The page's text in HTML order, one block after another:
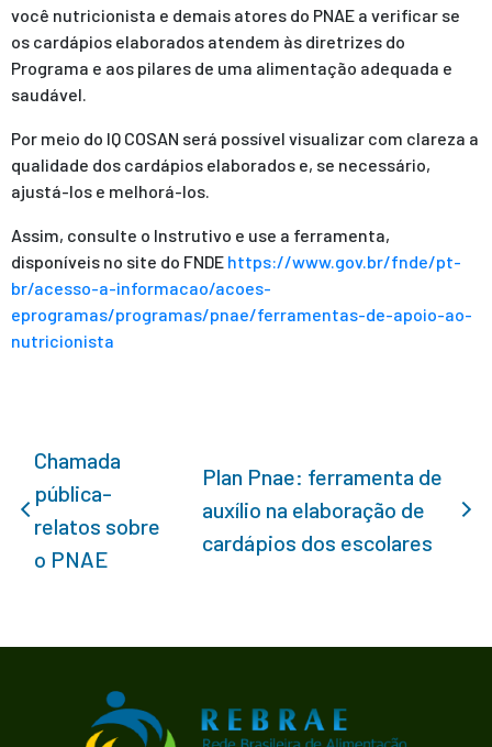
você nutricionista e demais atores do PNAE a verificar se
os cardápios elaborados atendem às diretrizes do
Programa e aos pilares de uma alimentação adequada e
saudável.
Por meio do IQ COSAN será possível visualizar com clareza a
qualidade dos cardápios elaborados e, se necessário,
ajustá-los e melhorá-los.
Assim, consulte o Instrutivo e use a ferramenta,
disponíveis no site do FNDE https://www.gov.br/fnde/pt-
br/acesso-a-informacao/acoes-
eprogramas/programas/pnae/ferramentas-de-apoio-ao-
nutricionista
Chamada
pública-
relatos sobre
o PNAE
Plan Pnae: ferramenta de
auxílio na elaboração de
cardápios dos escolares